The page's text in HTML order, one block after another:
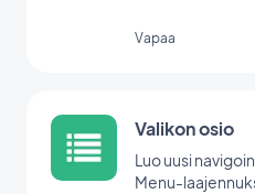
Vapaa
Valikon osio
Luo uusi
Menu-